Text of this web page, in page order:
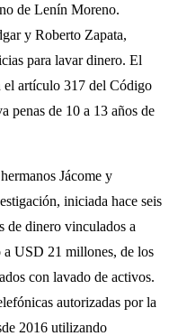
de Lenín Moreno.
y Roberto Zapata,
para lavar dinero. El
el artículo 317 del Código
penas de 10 a 13 años de
Jácome y
iniciada hace seis
de dinero vinculados a
a USD 21 millones, de los
con lavado de activos.
autorizadas por la
2016 utilizando